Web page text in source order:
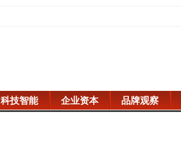
科技智能 企业资本 品牌观察